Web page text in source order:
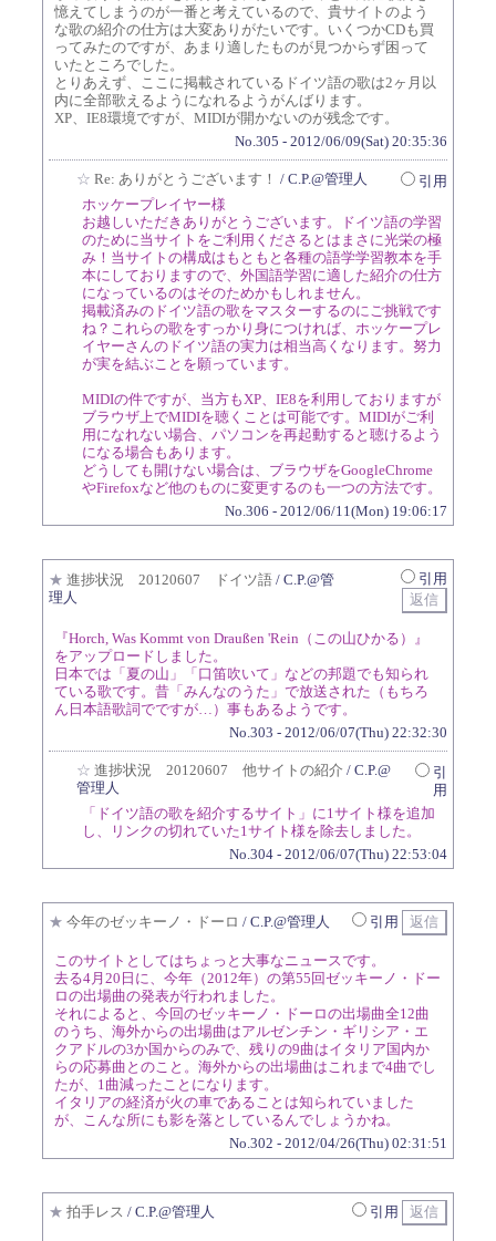
憶えてしまうのが一番と考えているので、貴サイトのよう
な歌の紹介の仕方は大変ありがたいです。いくつかCDも買
ってみたのですが、あまり適したものが見つからず困って
いたところでした。
とりあえず、ここに掲載されているドイツ語の歌は2ヶ月以
内に全部歌えるようになれるようがんばります。
XP、IE8環境ですが、MIDIが開かないのが残念です。
No.305 - 2012/06/09(Sat) 20:35:36
☆ Re: ありがとうございます！ / C.P.@管理人
引用
ホッケープレイヤー様
お越しいただきありがとうございます。ドイツ語の学習
のために当サイトをご利用くださるとはまさに光栄の極
み！当サイトの構成はもともと各種の語学学習教本を手
本にしておりますので、外国語学習に適した紹介の仕方
になっているのはそのためかもしれません。
掲載済みのドイツ語の歌をマスターするのにご挑戦です
ね？これらの歌をすっかり身につければ、ホッケープレ
イヤーさんのドイツ語の実力は相当高くなります。努力
が実を結ぶことを願っています。
MIDIの件ですが、当方もXP、IE8を利用しておりますが
ブラウザ上でMIDIを聴くことは可能です。MIDIがご利
用になれない場合、パソコンを再起動すると聴けるよう
になる場合もあります。
どうしても開けない場合は、ブラウザをGoogleChrome
やFirefoxなど他のものに変更するのも一つの方法です。
No.306 - 2012/06/11(Mon) 19:06:17
★ 進捗状況 20120607 ドイツ語 / C.P.@管
理人
引用
『Horch, Was Kommt von Draußen 'Rein（この山ひかる）』
をアップロードしました。
日本では「夏の山」「口笛吹いて」などの邦題でも知られ
ている歌です。昔「みんなのうた」で放送された（もちろ
ん日本語歌詞でですが…）事もあるようです。
No.303 - 2012/06/07(Thu) 22:32:30
☆ 進捗状況 20120607 他サイトの紹介 / C.P.@
管理人
引
用
「ドイツ語の歌を紹介するサイト」に1サイト様を追加
し、リンクの切れていた1サイト様を除去しました。
No.304 - 2012/06/07(Thu) 22:53:04
★ 今年のゼッキーノ・ドーロ / C.P.@管理人 引用
このサイトとしてはちょっと大事なニュースです。
去る4月20日に、今年（2012年）の第55回ゼッキーノ・ドー
ロの出場曲の発表が行われました。
それによると、今回のゼッキーノ・ドーロの出場曲全12曲
のうち、海外からの出場曲はアルゼンチン・ギリシア・エ
クアドルの3か国からのみで、残りの9曲はイタリア国内か
らの応募曲とのこと。海外からの出場曲はこれまで4曲でし
たが、1曲減ったことになります。
イタリアの経済が火の車であることは知られていました
が、こんな所にも影を落としているんでしょうかね。
No.302 - 2012/04/26(Thu) 02:31:51
★ 拍手レス / C.P.@管理人 引用